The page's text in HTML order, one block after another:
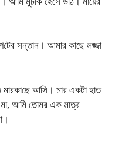
সন্তান। আমার কাছে লজ্জা
মারকা‌ছে আ‌সি। মার একটা হাত
আ‌মি তোমর এক মাত্র